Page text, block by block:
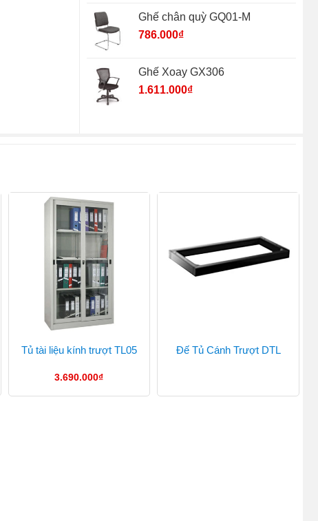
Ghế chân quỳ GQ01-M
786.000₫
Ghế Xoay GX306
1.611.000₫
Tủ tài liệu kính trượt TL05
3.690.000₫
Đế Tủ Cánh Trượt DTL